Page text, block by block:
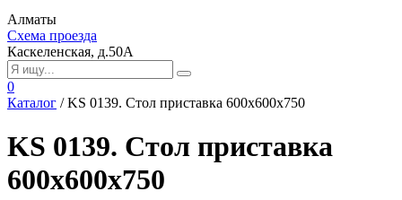
Алматы
Схема проезда
Каскеленская, д.50А
0
Каталог /KS 0139. Стол приставка 600х600х750
KS 0139. Стол приставка
600х600х750